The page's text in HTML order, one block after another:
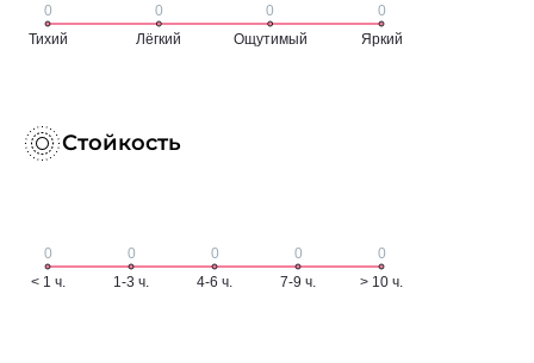
Стойкость